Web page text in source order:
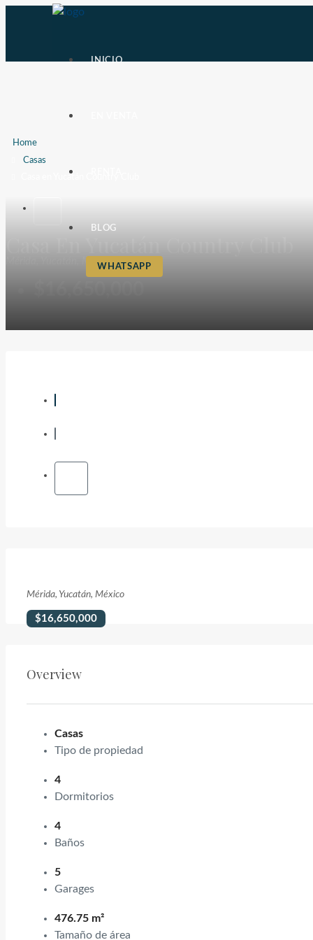
INICIO
BLOG
WHATSAPP
Home
Casas
Casa En Yucatán Country Club
Mérida, Yucatán, México
Mérida, Yucatán, México
$16,650,000
Overview
Casas
Tipo de propiedad
4
Dormitorios
4
Baños
5
Garages
476.75 m²
Tamaño de área